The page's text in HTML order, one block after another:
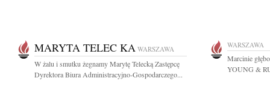
MARYTA TELEC KA WARSZAWA
W żalu i smutku żegnamy Marytę Telecką Zastępcę
Dyrektora Biura Administracyjno-Gospodarczego...
WARSZAWA
Marcinie
YOUNG &